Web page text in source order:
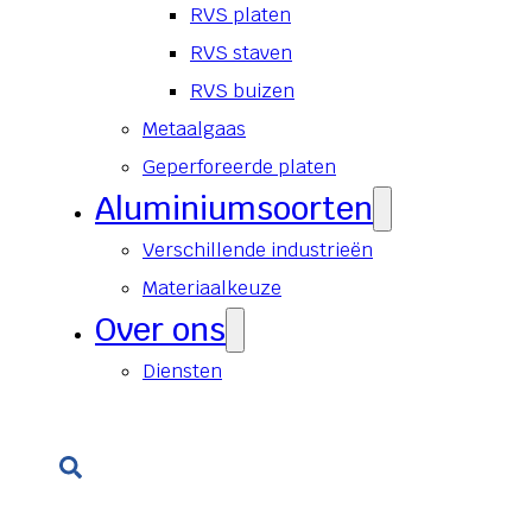
RVS platen
RVS staven
RVS buizen
Metaalgaas
Geperforeerde platen
Aluminiumsoorten
Verschillende industrieën
Materiaalkeuze
Over ons
Diensten